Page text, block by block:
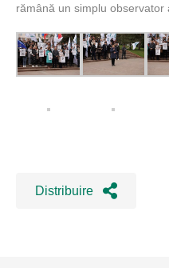
rămână un simplu observator
Distribuire